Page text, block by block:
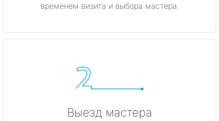
временем визита и выбора мастера.
Выезд мастера